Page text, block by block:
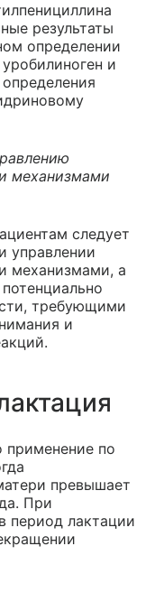
результаты
определении
и
механизмами
следует
управлении
механизмами, а
требующими
и
по
превышает
При
период лактации